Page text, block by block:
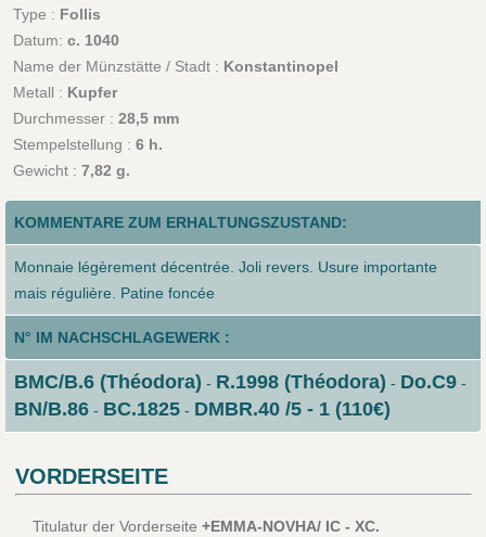
Type : Follis
Datum: c. 1040
Name der Münzstätte / Stadt : Konstantinopel
Metall : Kupfer
Durchmesser : 28,5 mm
Stempelstellung : 6 h.
Gewicht : 7,82 g.
KOMMENTARE ZUM ERHALTUNGSZUSTAND:
Monnaie légèrement décentrée. Joli revers. Usure importante
mais régulière. Patine foncée
N° IM NACHSCHLAGEWERK :
BMC/B.6 (Théodora) - R.1998 (Théodora) - Do.C9-
BN/B.86- BC.1825- DMBR.40 /5 - 1 (110€)
VORDERSEITE
Titulatur der Vorderseite +EMMA-NOVHA/ IC - XC.